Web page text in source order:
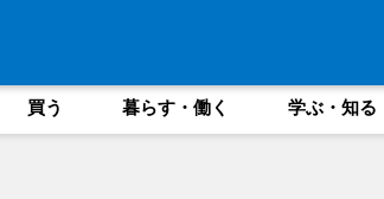
買う 暮らす・働く 学ぶ・知る